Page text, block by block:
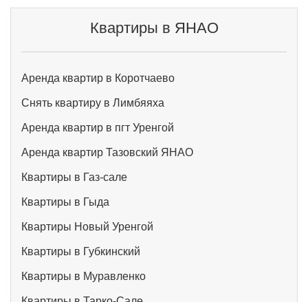
Квартиры в ЯНАО
Аренда квартир в Коротчаево
Снять квартиру в Лимбяяха
Аренда квартир в пгт Уренгой
Аренда квартир Тазовский ЯНАО
Квартиры в Газ-сале
Квартиры в Гыда
Квартиры Новый Уренгой
Квартиры в Губкинский
Квартиры в Муравленко